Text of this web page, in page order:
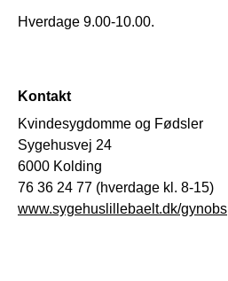
Hverdage 9.00-10.00.
Kontakt
Kvindesygdomme og Fødsler
Sygehusvej 24
6000 Kolding
76 36 24 77 (hverdage kl. 8-15)
www.sygehuslillebaelt.dk/gynobs